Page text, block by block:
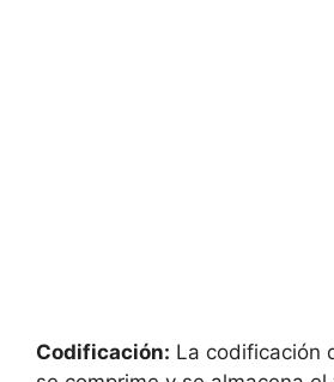
Codificación: La codificación